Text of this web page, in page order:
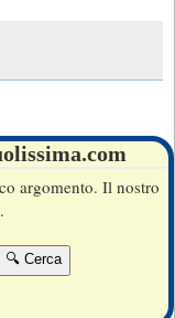
argomento. Il nostro